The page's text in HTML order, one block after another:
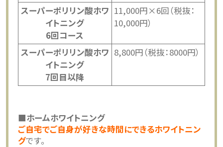
スーパーポリリン酸ホワ
イトニング
6回コース
11,000円×6回（税抜：
10,000円）
スーパーポリリン酸ホワ
イトニング
7回目以降
8,800円（税抜：8000円）
■ホームホワイトニング
ご自宅でご自身が好きな時間にできるホワイトニン
グです。